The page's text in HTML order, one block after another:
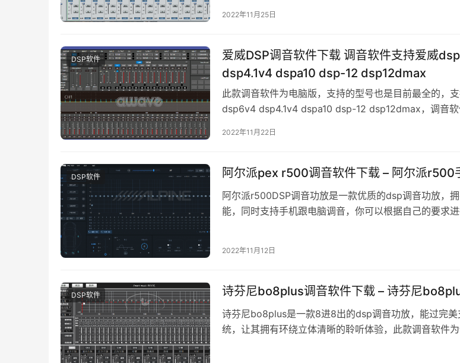
2022年11月25日
DSP软件
爱威DSP调音软件下载 调音软件支持爱威
dsp4.1v4 dspa10 dsp-12 dsp12dmax
此款调音软件为电脑版，支持的型号也是目前最全的，
dsp6v4 dsp4.1v4 dspa10 dsp-12 dsp12dmax，调音软
2022年11月22日
DSP软件 阿尔派pex r500调音软件下载 – 阿尔派r500
阿尔派r500DSP调音功放是一款优质的dsp调音功放，
能，同时支持手机跟电脑调音，你可以根据自己的要求
2022年11月12日
DSP软件 诗芬尼bo8plus调音软件下载 – 诗芬尼
诗芬尼bo8plus是一款8进8出的dsp调音功放，能过完美
统，让其拥有环绕立体清晰的聆听体验，此款调音软件